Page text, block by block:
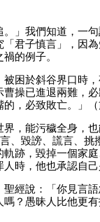
」我們知道，一
君子慎言」，因
的例子。
困於斜谷界口時
曹操已進退兩難，
，必致敗亡。」（
，能污穢全身，
、毀謗、謊言、
跡，毀掉一個家
時，他也承認自己
經說：「你見言
？愚昧人比他更